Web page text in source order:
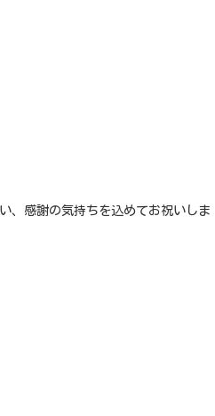
、感謝の気持ちを込めてお祝いしま